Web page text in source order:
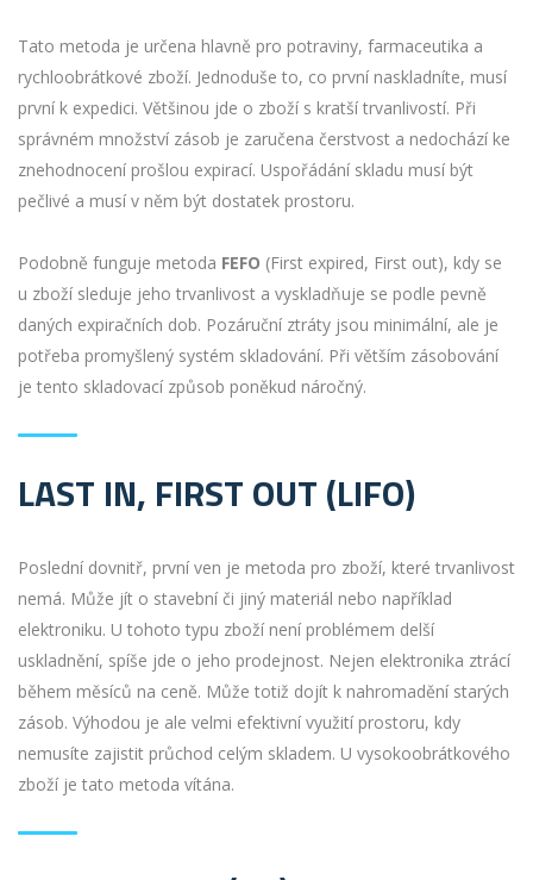
Tato metoda je určena hlavně pro potraviny, farmaceutika a
rychloobrátkové zboží. Jednoduše to, co první naskladníte, musí
první k expedici. Většinou jde o zboží s kratší trvanlivostí. Při
správném množství zásob je zaručena čerstvost a nedochází ke
znehodnocení prošlou expirací. Uspořádání skladu musí být
pečlivé a musí v něm být dostatek prostoru.
Podobně funguje metoda FEFO (First expired, First out), kdy se
u zboží sleduje jeho trvanlivost a vyskladňuje se podle pevně
daných expiračních dob. Pozáruční ztráty jsou minimální, ale je
potřeba promyšlený systém skladování. Při větším zásobování
je tento skladovací způsob poněkud náročný.
LAST IN, FIRST OUT (LIFO)
Poslední dovnitř, první ven je metoda pro zboží, které trvanlivost
nemá. Může jít o stavební či jiný materiál nebo například
elektroniku. U tohoto typu zboží není problémem delší
uskladnění, spíše jde o jeho prodejnost. Nejen elektronika ztrácí
během měsíců na ceně. Může totiž dojít k nahromadění starých
zásob. Výhodou je ale velmi efektivní využití prostoru, kdy
nemusíte zajistit průchod celým skladem. U vysokoobrátkového
zboží je tato metoda vítána.